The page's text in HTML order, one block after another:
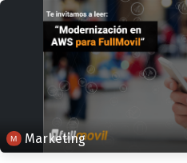
Marketing